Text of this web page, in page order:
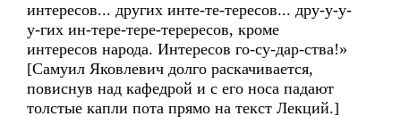
интересов... других инте-те-тересов... дру-у-у-
у-гих ин-тере-тере-терересов, кроме
интересов народа. Интересов го-су-дар-ства!»
[Самуил Яковлевич долго раскачивается,
повиснув над кафедрой и с его носа падают
толстые капли пота прямо на текст Лекций.]